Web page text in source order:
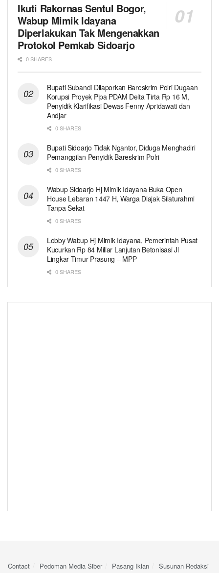
Ikuti Rakornas Sentul Bogor,
Wabup Mimik Idayana
Diperlakukan Tak Mengenakkan
Protokol Pemkab Sidoarjo
0 SHARES
Bupati Subandi Dilaporkan Bareskrim Polri Dugaan
Korupsi Proyek Pipa PDAM Delta Tirta Rp 16 M,
Penyidik Klarifikasi Dewas Fenny Apridawati dan
Andjar
0 SHARES
Bupati Sidoarjo Tidak Ngantor, Diduga Menghadiri
Pemanggilan Penyidik Bareskrim Polri
0 SHARES
Wabup Sidoarjo Hj Mimik Idayana Buka Open
House Lebaran 1447 H, Warga Diajak Silaturahmi
Tanpa Sekat
0 SHARES
Lobby Wabup Hj Mimik Idayana, Pemerintah Pusat
Kucurkan Rp 84 Miliar Lanjutan Betonisasi Jl
Lingkar Timur Prasung – MPP
0 SHARES
Contact Pedoman Media Siber Pasang Iklan Susunan Redaksi